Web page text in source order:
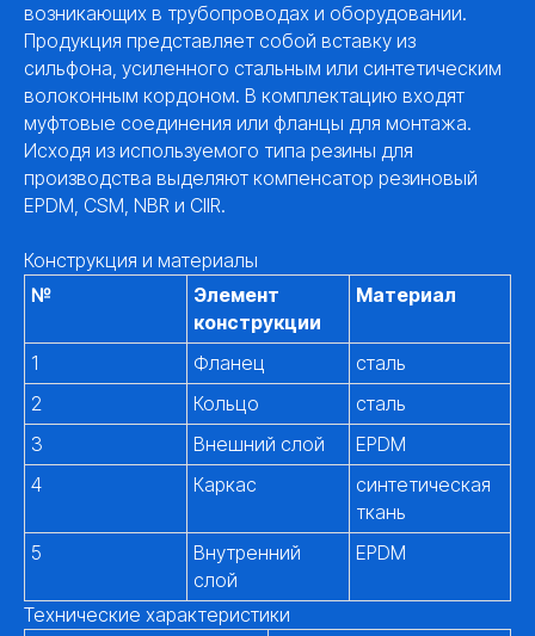
возникающих в трубопроводах и оборудовании.
Продукция представляет собой вставку из
сильфона, усиленного стальным или синтетическим
волоконным кордоном. В комплектацию входят
муфтовые соединения или фланцы для монтажа.
Исходя из используемого типа резины для
производства выделяют компенсатор резиновый
EPDM, CSM, NBR и CIIR.
Конструкция и материалы
№
Элемент
конструкции
Материал
1 Фланец
сталь
2
Кольцо
сталь
3
Внешний слой
EPDM
4
Каркас
синтетическая
ткань
5
Внутренний
слой
EPDM
Технические характеристики